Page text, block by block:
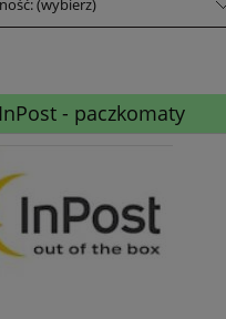
(wybierz)
InPost - paczkomaty